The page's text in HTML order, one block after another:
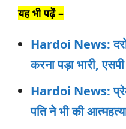
यह भी पढ़ें –
Hardoi News:
करना पड़ा भारी,
Hardoi News:
पति ने भी की